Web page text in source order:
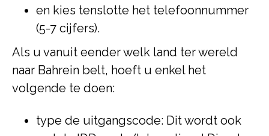
en kies tenslotte het telefoonnummer
(5-7 cijfers).
Als u vanuit eender welk land ter wereld
naar Bahrein belt, hoeft u enkel het
volgende te doen:
type de uitgangscode: Dit wordt ook